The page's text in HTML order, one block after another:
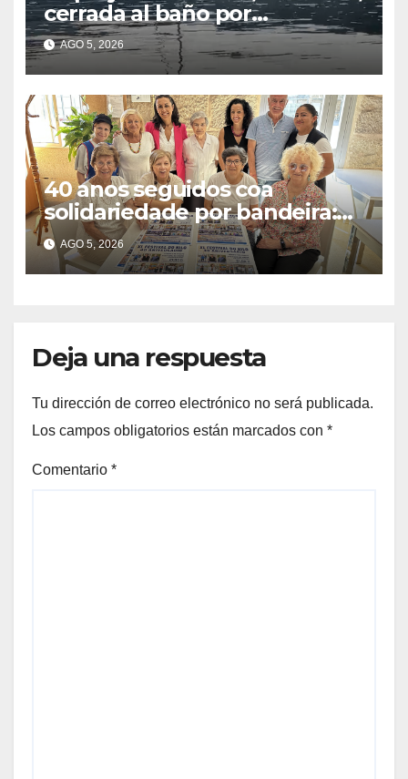
cerrada al baño por
contaminación del agua tras
detectarse restos fecales
AGO 5, 2026
40 anos seguidos coa
solidariedade por bandeira:
este venres celébrase o
Festival do Kilo no Auditorio
AGO 5, 2026
Deja una respuesta
Tu dirección de correo electrónico no será publicada.
Los campos obligatorios están marcados con *
Comentario *